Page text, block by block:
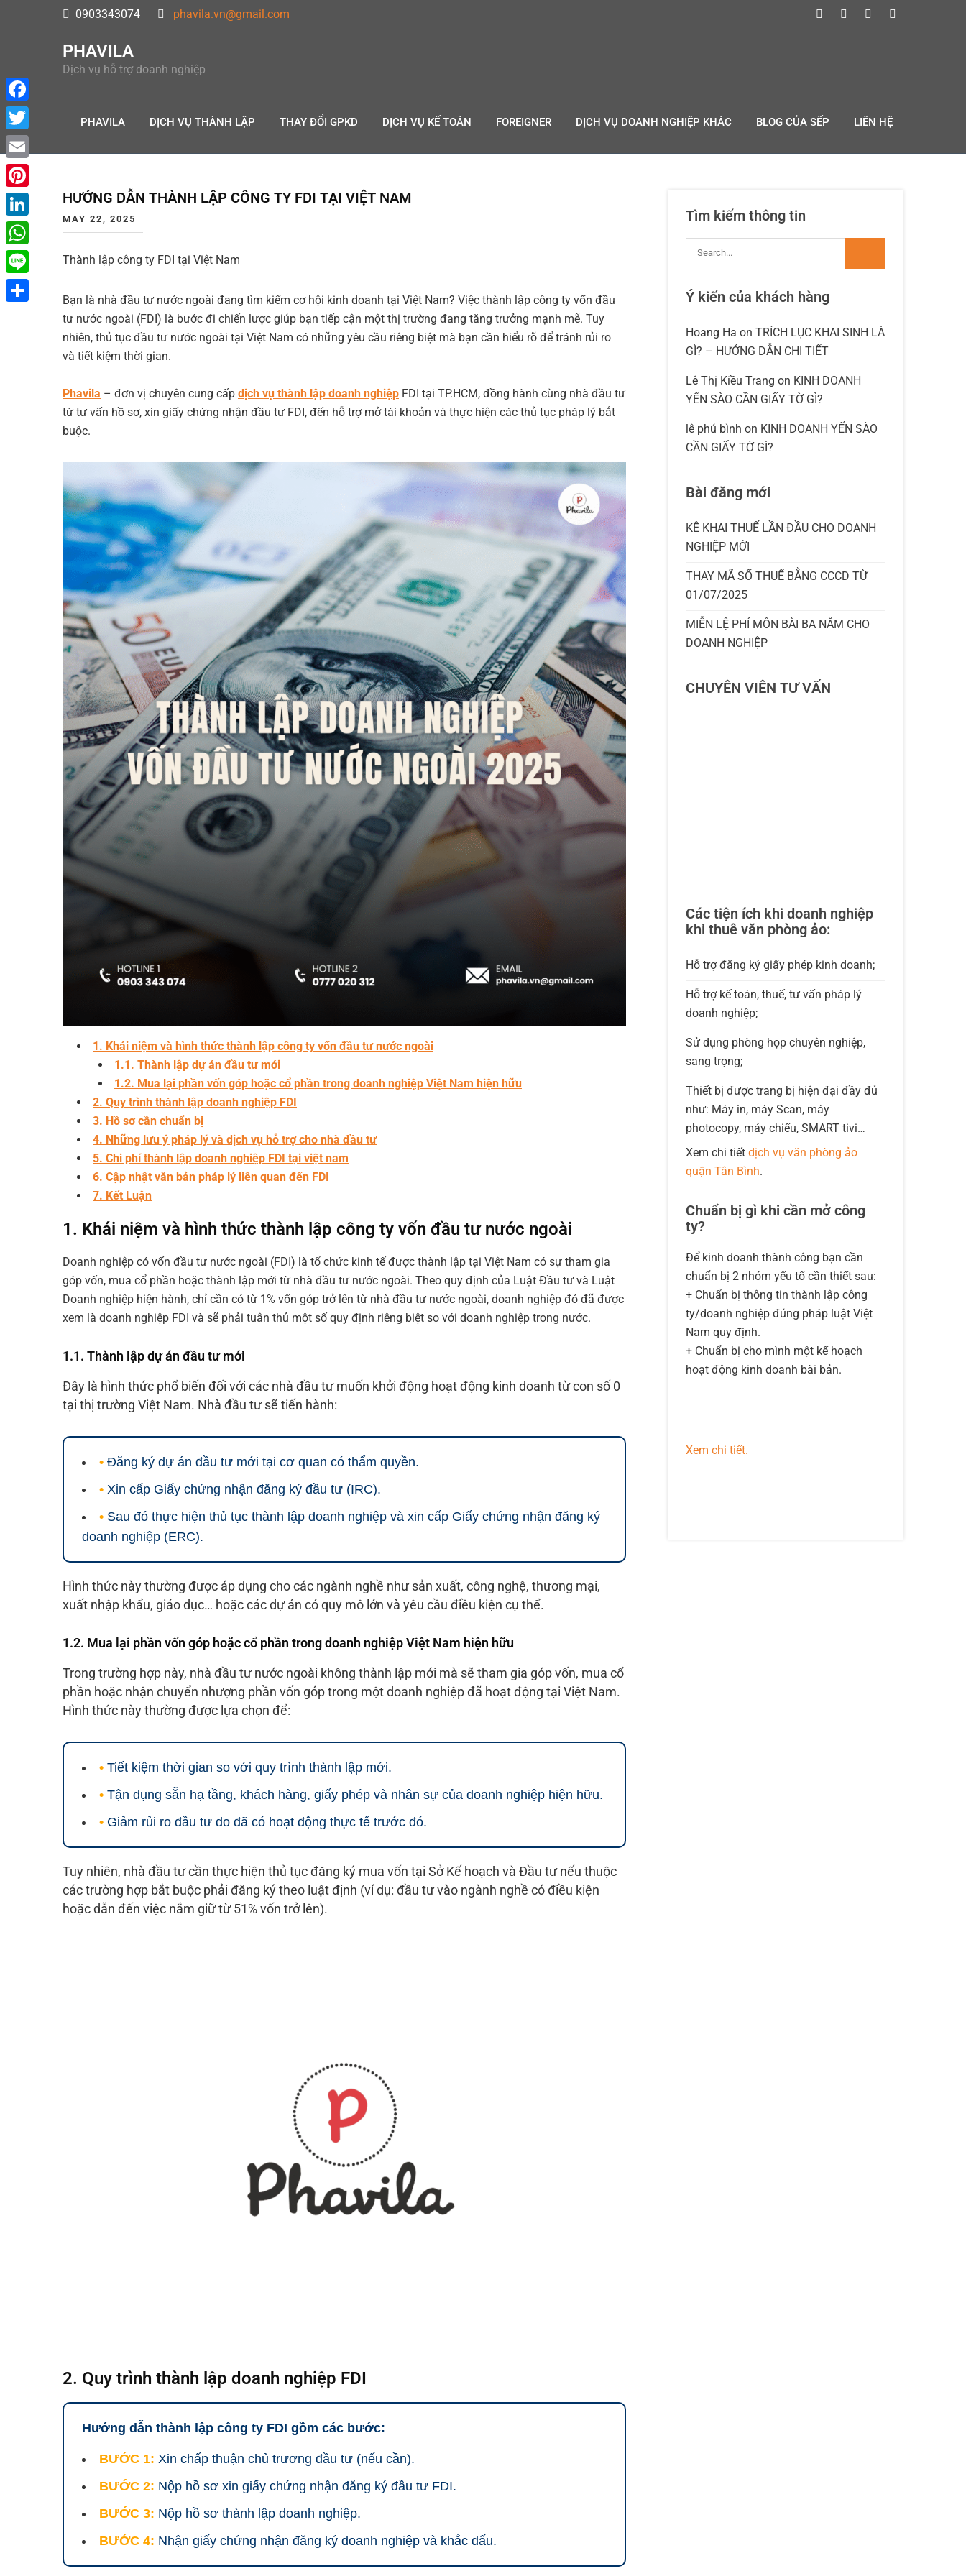
0903343074 phavila.vn@gmail.com
PHAVILA
Dịch vụ hỗ trợ doanh nghiệp
PHAVILA DỊCH VỤ THÀNH LẬP THAY ĐỔI GPKD DỊCH VỤ KẾ TOÁN FOREIGNER DỊCH VỤ DOANH NGHIỆP KHÁC BLOG CỦA SẾP LIÊN HỆ
HƯỚNG DẪN THÀNH LẬP CÔNG TY FDI TẠI VIỆT NAM
MAY 22, 2025
Thành lập công ty FDI tại Việt Nam
Bạn là nhà đầu tư nước ngoài đang tìm kiếm cơ hội kinh doanh tại Việt Nam? Việc thành lập công ty vốn đầu
tư nước ngoài (FDI) là bước đi chiến lược giúp bạn tiếp cận một thị trường đang tăng trưởng mạnh mẽ. Tuy
nhiên, thủ tục đầu tư nước ngoài tại Việt Nam có những yêu cầu riêng biệt mà bạn cần hiểu rõ để tránh rủi ro
và tiết kiệm thời gian.
Phavila – đơn vị chuyên cung cấp dịch vụ thành lập doanh nghiệp FDI tại TP.HCM, đồng hành cùng nhà đầu tư
từ tư vấn hồ sơ, xin giấy chứng nhận đầu tư FDI, đến hỗ trợ mở tài khoản và thực hiện các thủ tục pháp lý bắt
buộc.
1. Khái niệm và hình thức thành lập công ty vốn đầu tư nước ngoài
1.1. Thành lập dự án đầu tư mới
1.2. Mua lại phần vốn góp hoặc cổ phần trong doanh nghiệp Việt Nam hiện hữu
2. Quy trình thành lập doanh nghiệp FDI
3. Hồ sơ cần chuẩn bị
4. Những lưu ý pháp lý và dịch vụ hỗ trợ cho nhà đầu tư
5. Chi phí thành lập doanh nghiệp FDI tại việt nam
6. Cập nhật văn bản pháp lý liên quan đến FDI
7. Kết Luận
1. Khái niệm và hình thức thành lập công ty vốn đầu tư nước ngoài
Doanh nghiệp có vốn đầu tư nước ngoài (FDI) là tổ chức kinh tế được thành lập tại Việt Nam có sự tham gia
góp vốn, mua cổ phần hoặc thành lập mới từ nhà đầu tư nước ngoài. Theo quy định của Luật Đầu tư và Luật
Doanh nghiệp hiện hành, chỉ cần có từ 1% vốn góp trở lên từ nhà đầu tư nước ngoài, doanh nghiệp đó đã được
xem là doanh nghiệp FDI và sẽ phải tuân thủ một số quy định riêng biệt so với doanh nghiệp trong nước.
1.1. Thành lập dự án đầu tư mới
Đây là hình thức phổ biến đối với các nhà đầu tư muốn khởi động hoạt động kinh doanh từ con số 0
tại thị trường Việt Nam. Nhà đầu tư sẽ tiến hành:
• Đăng ký dự án đầu tư mới tại cơ quan có thẩm quyền.
• Xin cấp Giấy chứng nhận đăng ký đầu tư (IRC).
• Sau đó thực hiện thủ tục thành lập doanh nghiệp và xin cấp Giấy chứng nhận đăng ký
doanh nghiệp (ERC).
Hình thức này thường được áp dụng cho các ngành nghề như sản xuất, công nghệ, thương mại,
xuất nhập khẩu, giáo dục… hoặc các dự án có quy mô lớn và yêu cầu điều kiện cụ thể.
1.2. Mua lại phần vốn góp hoặc cổ phần trong doanh nghiệp Việt Nam hiện hữu
Trong trường hợp này, nhà đầu tư nước ngoài không thành lập mới mà sẽ tham gia góp vốn, mua cổ
phần hoặc nhận chuyển nhượng phần vốn góp trong một doanh nghiệp đã hoạt động tại Việt Nam.
Hình thức này thường được lựa chọn để:
• Tiết kiệm thời gian so với quy trình thành lập mới.
• Tận dụng sẵn hạ tầng, khách hàng, giấy phép và nhân sự của doanh nghiệp hiện hữu.
• Giảm rủi ro đầu tư do đã có hoạt động thực tế trước đó.
Tuy nhiên, nhà đầu tư cần thực hiện thủ tục đăng ký mua vốn tại Sở Kế hoạch và Đầu tư nếu thuộc
các trường hợp bắt buộc phải đăng ký theo luật định (ví dụ: đầu tư vào ngành nghề có điều kiện
hoặc dẫn đến việc nắm giữ từ 51% vốn trở lên).
2. Quy trình thành lập doanh nghiệp FDI
Hướng dẫn thành lập công ty FDI gồm các bước:
BƯỚC 1: Xin chấp thuận chủ trương đầu tư (nếu cần).
BƯỚC 2: Nộp hồ sơ xin giấy chứng nhận đăng ký đầu tư FDI.
BƯỚC 3: Nộp hồ sơ thành lập doanh nghiệp.
BƯỚC 4: Nhận giấy chứng nhận đăng ký doanh nghiệp và khắc dấu.
Tìm kiếm thông tin
Ý kiến của khách hàng
Hoang Ha onTRÍCH LỤC KHAI SINH LÀ
GÌ? – HƯỚNG DẪN CHI TIẾT
Lê Thị Kiều Trang on KINH DOANH
YẾN SÀO CẦN GIẤY TỜ GÌ?
lê phú bình on KINH DOANH YẾN SÀO
CẦN GIẤY TỜ GÌ?
Bài đăng mới
KÊ KHAI THUẾ LẦN ĐẦU CHO DOANH
NGHIỆP MỚI
THAY MÃ SỐ THUẾ BẰNG CCCD TỪ
01/07/2025
MIỄN LỆ PHÍ MÔN BÀI BA NĂM CHO
DOANH NGHIỆP
CHUYÊN VIÊN TƯ VẤN
Các tiện ích khi doanh nghiệp
khi thuê văn phòng ảo:
Hỗ trợ đăng ký giấy phép kinh doanh;
Hỗ trợ kế toán, thuế, tư vấn pháp lý
doanh nghiệp;
Sử dụng phòng họp chuyên nghiệp,
sang trọng;
Thiết bị được trang bị hiện đại đầy đủ
như: Máy in, máy Scan, máy
photocopy, máy chiếu, SMART tivi…
Xem chi tiếtdịch vụ văn phòng ảo
quận Tân Bình.
Chuẩn bị gì khi cần mở công
ty?
Để kinh doanh thành công bạn cần
chuẩn bị 2 nhóm yếu tố cần thiết sau:
+ Chuẩn bị thông tin thành lập công
ty/doanh nghiệp đúng pháp luật Việt
Nam quy định.
+ Chuẩn bị cho mình một kế hoạch
hoạt động kinh doanh bài bản.
Xem chi tiết.
F
a
c
e
b
o
o
k
T
w
i
e
r
E
m
a
P
i
n
t
e
L
i
n
k
W
h
a
L